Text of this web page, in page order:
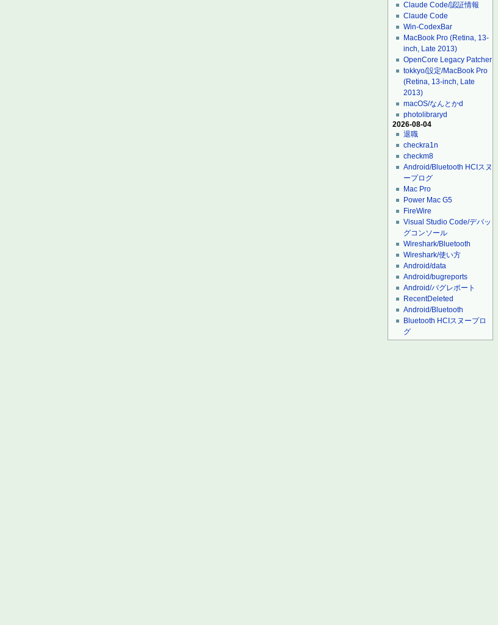
Claude Code/認証情報
Claude Code
Win-CodexBar
MacBook Pro (Retina, 13-
inch, Late 2013)
OpenCore Legacy Patcher
tokkyo/設定/MacBook Pro
(Retina, 13-inch, Late
2013)
macOS/なんとかd
photolibraryd
2026-08-04
退職
checkra1n
checkm8
Android/Bluetooth HCIスヌ
ープログ
Mac Pro
Power Mac G5
FireWire
Visual Studio Code/デバッ
グコンソール
Wireshark/Bluetooth
Wireshark/使い方
Android/data
Android/bugreports
Android/バグレポート
RecentDeleted
Android/Bluetooth
Bluetooth HCIスヌープロ
グ